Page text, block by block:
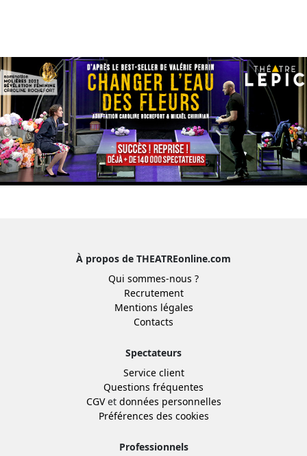
À propos de THEATREonline.com
Qui sommes-nous ?
Recrutement
Mentions légales
Contacts
Spectateurs
Service client
Questions fréquentes
CGVet données personnelles
Préférences des cookies
Professionnels